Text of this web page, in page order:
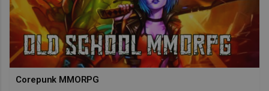
Corepunk MMORPG